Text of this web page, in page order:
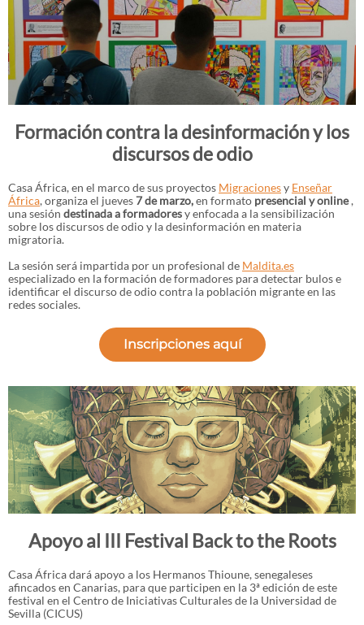
Formación contra la desinformación y los
discursos de odio
Casa África, en el marco de sus proyectos Migracionesy Enseñar
África, organiza el jueves7 de marzo,en formato presencial y online,
una sesión destinada a formadoresy enfocada a la sensibilización
sobre los discursos de odio y la desinformación en materia
migratoria.
La sesión será impartida por un profesional de Maldita.es
especializado en la formación de formadores para detectar bulos e
identificar el discurso de odio contra la población migrante en las
redes sociales.
Inscripciones aquí
Apoyo al III Festival Back to the Roots
Casa África dará apoyo a los Hermanos Thioune, senegaleses
afincados en Canarias, para que participen en la 3ª edición de este
festival en el Centro de Iniciativas Culturales de la Universidad de
Sevilla (CICUS)